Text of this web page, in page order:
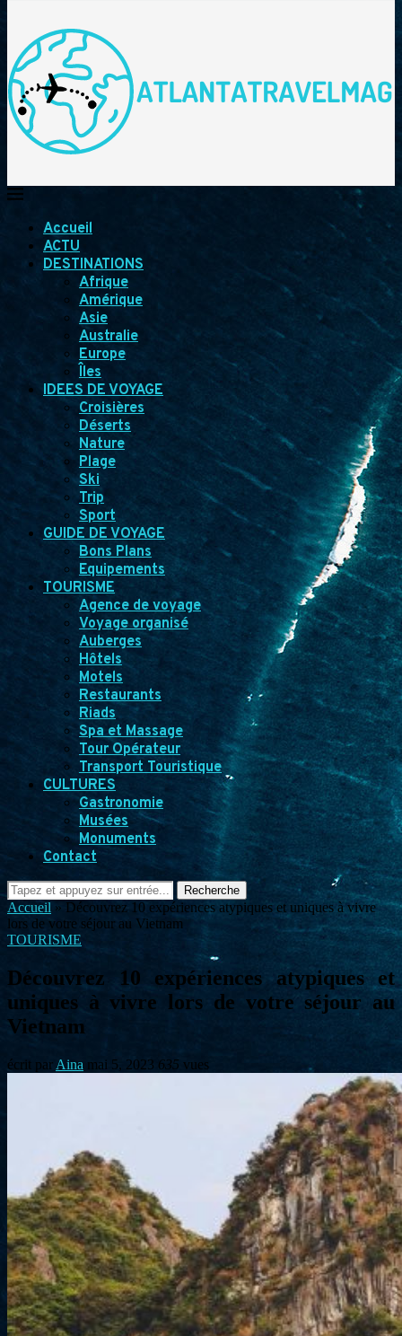
Accueil
ACTU
DESTINATIONS
Afrique
Amérique
Asie
Australie
Europe
Îles
IDEES DE VOYAGE
Croisières
Déserts
Nature
Plage
Ski
Trip
Sport
GUIDE DE VOYAGE
Bons Plans
Equipements
TOURISME
Agence de voyage
Voyage organisé
Auberges
Hôtels
Motels
Restaurants
Riads
Spa et Massage
Tour Opérateur
Transport Touristique
CULTURES
Gastronomie
Musées
Monuments
Contact
Recherche
Accueil » Découvrez 10 expériences atypiques et uniques à vivre
lors de votre séjour au Vietnam
TOURISME
Découvrez 10 expériences atypiques et
uniques à vivre lors de votre séjour au
Vietnam
écrit par Aina mai 5, 2023 635 vues